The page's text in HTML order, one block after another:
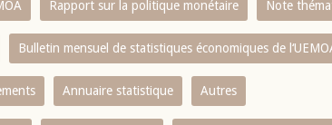
Rapport sur la politique monétaire Note
Bulletin mensuel de statistiques économiques de
Annuaire statistique Autres